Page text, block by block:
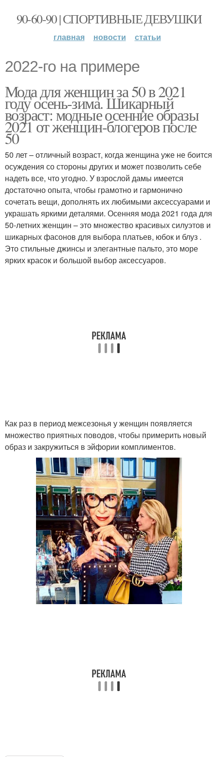
90-60-90 | СПОРТИВНЫЕ ДЕВУШКИ
главная новости статьи
2022-го на примере
Мода для женщин за 50 в 2021
году осень-зима. Шикарный
возраст: модные осенние образы
2021 от женщин-блогеров после
50
50 лет – отличный возраст, когда женщина уже не боится
осуждения со стороны других и может позволить себе
надеть все, что угодно. У взрослой дамы имеется
достаточно опыта, чтобы грамотно и гармонично
сочетать вещи, дополнять их любимыми аксессуарами и
украшать яркими деталями. Осенняя мода 2021 года для
50-летних женщин – это множество красивых силуэтов и
шикарных фасонов для выбора платьев, юбок и блуз .
Это стильные джинсы и элегантные пальто, это море
ярких красок и большой выбор аксессуаров.
Как раз в период межсезонья у женщин появляется
множество приятных поводов, чтобы примерить новый
образ и закружиться в эйфории комплиментов.